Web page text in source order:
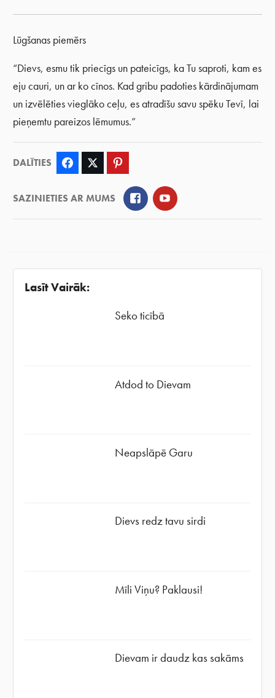
Lūgšanas piemērs
“Dievs, esmu tik priecīgs un pateicīgs, ka Tu saproti, kam es
eju cauri, un ar ko cīnos. Kad gribu padoties kārdinājumam
un izvēlēties vieglāko ceļu, es atradīšu savu spēku Tevī, lai
pieņemtu pareizos lēmumus.”
DALĪTIES Facebook Twitter
SAZINIETIES AR MUMS FacebookYouTube
Lasīt Vairāk:
Seko ticībā
Atdod to Dievam
Neapslāpē Garu
Dievs redz tavu sirdi
Mīli Viņu? Paklausi!
Dievam ir daudz kas sakāms